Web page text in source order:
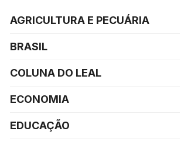
AGRICULTURA E PECUÁRIA
BRASIL
COLUNA DO LEAL
ECONOMIA
EDUCAÇÃO